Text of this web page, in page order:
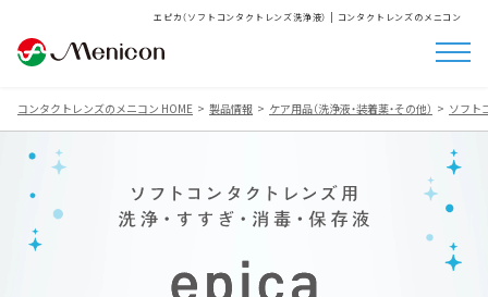
エピカ（ソフトコンタクトレンズ洗浄液） | コンタクトレンズのメニコン
コンタクトレンズのメニコン HOME 製品情報 ケア用品（洗浄液・装着薬・その他） ソフト